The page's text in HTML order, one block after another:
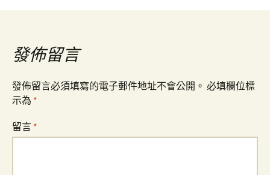
覽發佈留言
發佈留言必須填寫的電子郵件地址不會公開。 必填欄位標
示為 *
留言 *